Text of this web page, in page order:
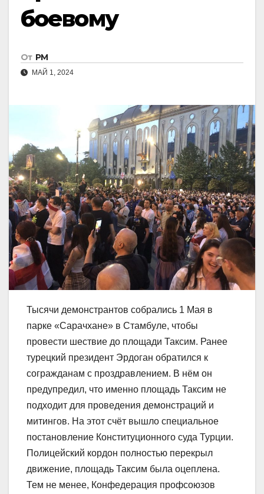
боевому
От РМ
МАЙ 1, 2024
Тысячи демонстрантов собрались 1 Мая в
парке «Сарачхане» в Стамбуле, чтобы
провести шествие до площади Таксим. Ранее
турецкий президент Эрдоган обратился к
согражданам с проздравлением. В нём он
предупредил, что именно площадь Таксим не
подходит для проведения демонстраций и
митингов. На этот счёт вышло специальное
постановление Конституционного суда Турции.
Полицейский кордон полностью перекрыл
движение, площадь Таксим была оцеплена.
Тем не менее, Конфедерация профсоюзов